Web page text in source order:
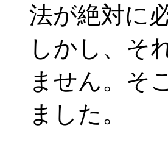
法が絶対に
しかし、そ
ません。そ
ました。